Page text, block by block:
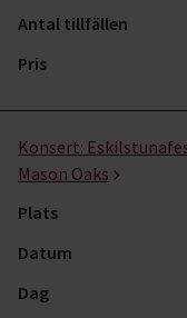
Antal tillfällen
Pris
Konsert:
Mason Oaks
Plats
Datum
Dag